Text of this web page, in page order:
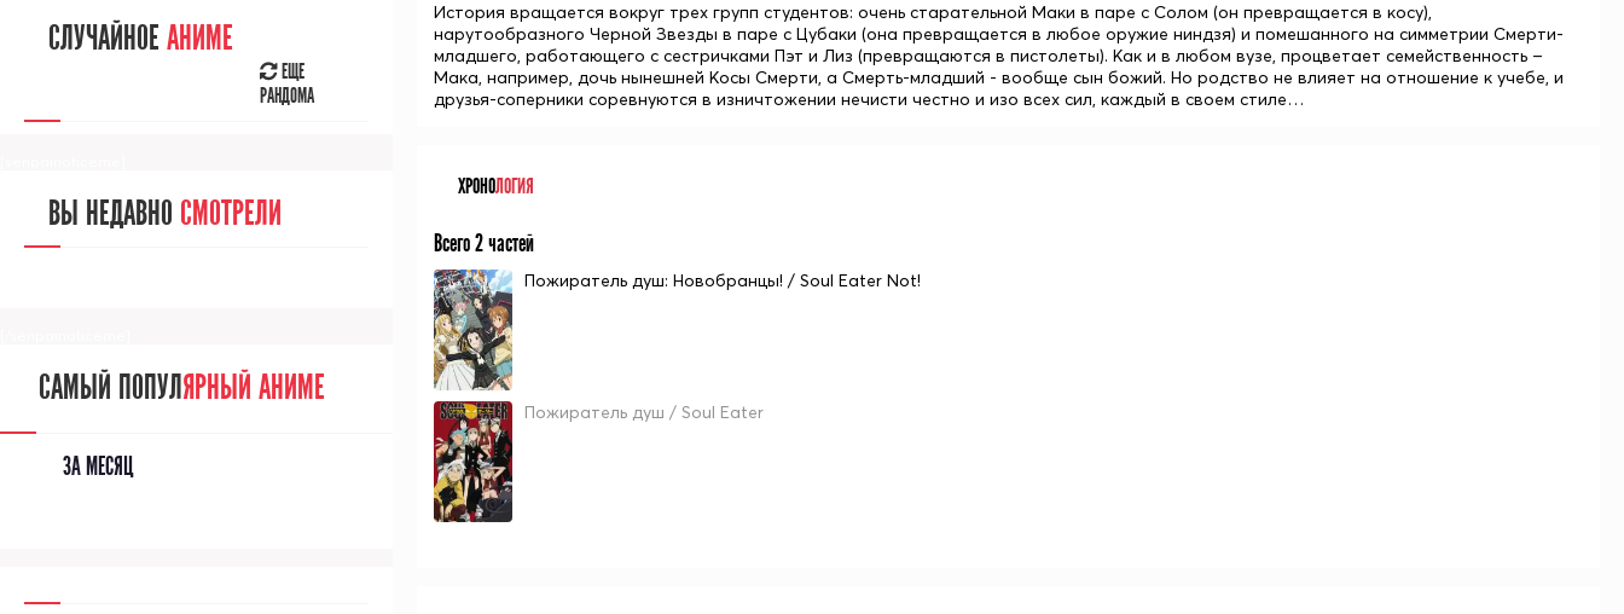
История вращается вокруг трех групп студентов: очень старательной Маки в паре с Солом (он превращается в косу),
нарутообразного Черной Звезды в паре с Цубаки (она превращается в любое оружие ниндзя) и помешанного на симметрии Смерти-
младшего, работающего с сестричками Пэт и Лиз (превращаются в пистолеты). Как и в любом вузе, процветает семейственность –
Мака, например, дочь нынешней Косы Смерти, а Смерть-младший - вообще сын божий. Но родство не влияет на отношение к учебе, и
друзья-соперники соревнуются в изничтожении нечисти честно и изо всех сил, каждый в своем стиле…
ХРОНОЛОГИЯ
Всего 2 частей
Пожиратель душ: Новобранцы! / Soul Eater Not!
Пожиратель душ / Soul Eater
СЛУЧАЙНОЕ АНИМЕ
ЕЩЕ
РАНДОМА
ВЫ НЕДАВНО СМОТРЕЛИ
САМЫЙ ПОПУЛЯРНЫЙ АНИМЕ
ЗА МЕСЯЦ